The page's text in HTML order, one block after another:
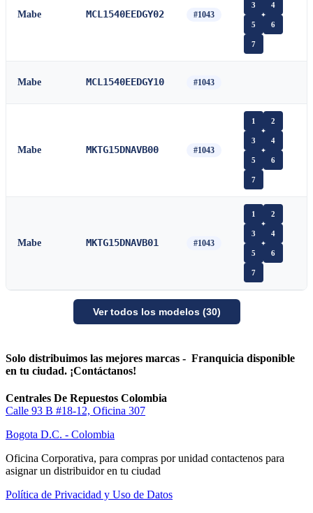
Mabe MCL1540EEDGY02 #1043
3 4
5 6
7
Mabe MCL1540EEDGY10 #1043
Mabe MKTG15DNAVB00 #1043
1 2
3 4
5 6
7
Mabe MKTG15DNAVB01 #1043
1 2
3 4
5 6
7
Ver todos los modelos (30)
Solo distribuimos las mejores marcas - Franquicia disponible
en tu ciudad. ¡Contáctanos!
Centrales De Repuestos Colombia
Calle 93 B #18-12, Oficina 307
Bogota D.C. - Colombia
Oficina Corporativa, para compras por unidad contactenos para
asignar un distribuidor en tu ciudad
Política de Privacidad y Uso de Datos